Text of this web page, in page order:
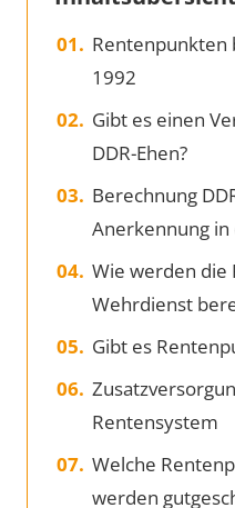
Rentenpunkten
1992
Gibt es einen
DDR-Ehen?
Berechnung
Anerkennung in
Wie werden die
Wehrdienst
Gibt es
Rentensystem
Welche
werden